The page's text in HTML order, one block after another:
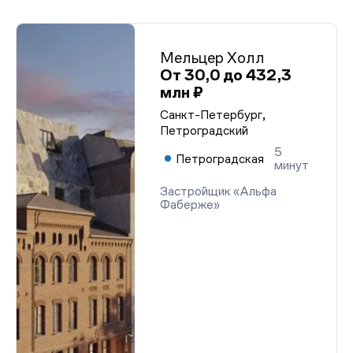
Проектная декларация №78-002100 от 06.12.2024
Проектная декларация №78-002100 от 06.12.2024
Проектная декларация №78-002100 от 06.12.2024
Проектная декларация №78-002100 от 06.12.2024
Проектная декларация №78-002100 от 06.12.2024
Проектная декларация №78-002100 от 06.12.2024
Проектная декларация №78-002100 от 06.12.2024
Проектная декларация №78-002100 от 06.12.2024
Проектная декларация №78-002100 от 06.12.2024
Проектная декларация №78-002100 от 06.12.2024
Проектная декларация №78-002100 от 06.12.2024
Проектная декларация №78-002100 от 06.12.2024
Проектная декларация №78-002100 от 06.12.2024
Проектная декларация №78-002100 от 06.12.2024
Проектная декларация №78-002100 от 06.12.2024
Проектная декларация №78-002100 от 06.12.2024
Проектная декларация №78-002100 от 06.12.2024
Проектная декларация №78-002100 от 06.12.2024
Проектная декларация №78-002100 от 06.12.2024
Проектная декларация №78-002100 от 06.12.2024
Проектная декларация №78-002100 от 06.12.2024
Проектная декларация №78-002100 от 06.12.2024
Проектная декларация №78-002100 от 06.12.2024
Проектная декларация №78-002100 от 06.12.2024
Мельцер Холл
От 30,0 до 432,3
млн ₽
Санкт-Петербург,
Петроградский
Петроградская
5
минут
Застройщик «Альфа
Фаберже»